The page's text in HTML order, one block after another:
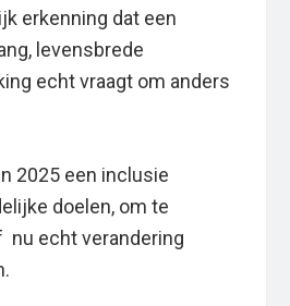
erkenning dat een
levensbrede
echt vraagt om anders
2025 een inclusie
doelen, om te
nu echt verandering